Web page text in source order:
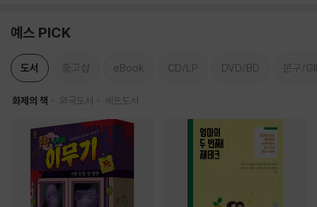
예스 PICK
도서 중고샵 eBook CD/LP DVD/BD 문구/
화제의 책 외국도서 세트도서